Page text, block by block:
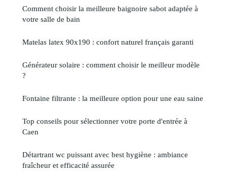
Comment choisir la meilleure baignoire sabot adaptée à
votre salle de bain
Matelas latex 90x190 : confort naturel français garanti
Générateur solaire : comment choisir le meilleur modèle
?
Fontaine filtrante : la meilleure option pour une eau saine
Top conseils pour sélectionner votre porte d'entrée à
Caen
Détartrant wc puissant avec best hygiène : ambiance
fraîcheur et efficacité assurée